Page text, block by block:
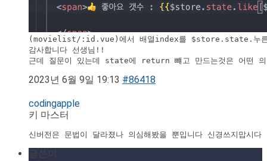
(movielist/:id.vue)에서 배열index를 $store.state.누른
감사합니다 선생님!!
근데 질문이 있는데 state에 return 뺴고 만드는것은 어떤
2023년 6월 9일 19:13 #86418
codingapple
키 마스터
신버전은 문법이 달라졌나 의심해봤을 뿐입니다 신경쓰지맙시다